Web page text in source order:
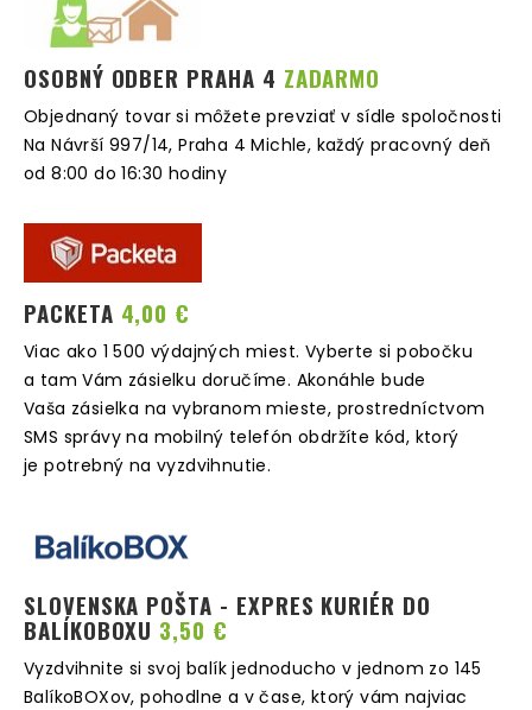
OSOBNÝ ODBER PRAHA 4 ZADARMO
Objednaný tovar si môžete prevziať v sídle spoločnosti
Na Návrší 997/14, Praha 4 Michle, každý pracovný deň
od 8:00 do 16:30 hodiny
PACKETA 4,00 €
Viac ako 1 500 výdajných miest. Vyberte si pobočku
a tam Vám zásielku doručíme. Akonáhle bude
Vaša zásielka na vybranom mieste, prostredníctvom
SMS správy na mobilný telefón obdržíte kód, ktorý
je potrebný na vyzdvihnutie.
SLOVENSKA POŠTA - EXPRES KURIÉR DO
BALÍKOBOXU 3,50 €
Vyzdvihnite si svoj balík jednoducho v jednom zo 145
BalíkoBOXov, pohodlne a v čase, ktorý vám najviac